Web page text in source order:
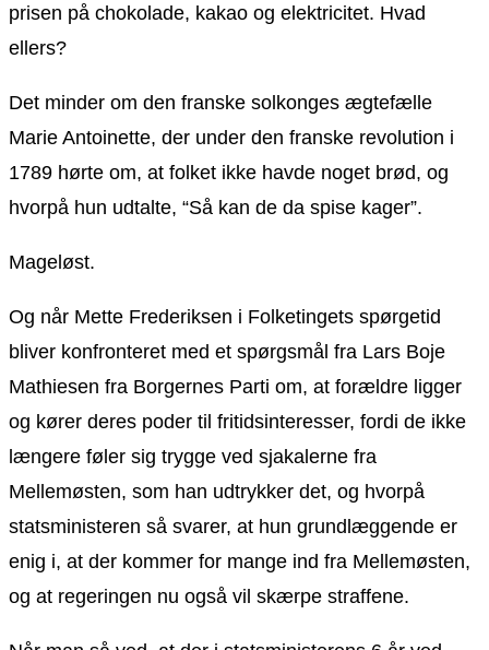
prisen på chokolade, kakao og elektricitet. Hvad
ellers?
Det minder om den franske solkonges ægtefælle
Marie Antoinette, der under den franske revolution i
1789 hørte om, at folket ikke havde noget brød, og
hvorpå hun udtalte, “Så kan de da spise kager”.
Mageløst.
Og når Mette Frederiksen i Folketingets spørgetid
bliver konfronteret med et spørgsmål fra Lars Boje
Mathiesen fra Borgernes Parti om, at forældre ligger
og kører deres poder til fritidsinteresser, fordi de ikke
længere føler sig trygge ved sjakalerne fra
Mellemøsten, som han udtrykker det, og hvorpå
statsministeren så svarer, at hun grundlæggende er
enig i, at der kommer for mange ind fra Mellemøsten,
og at regeringen nu også vil skærpe straffene.